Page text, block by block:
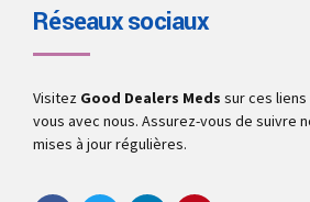
Réseaux sociaux
Visitez Good Dealers Meds sur ces
vous avec nous. Assurez-vous de suivre
mises à jour régulières.